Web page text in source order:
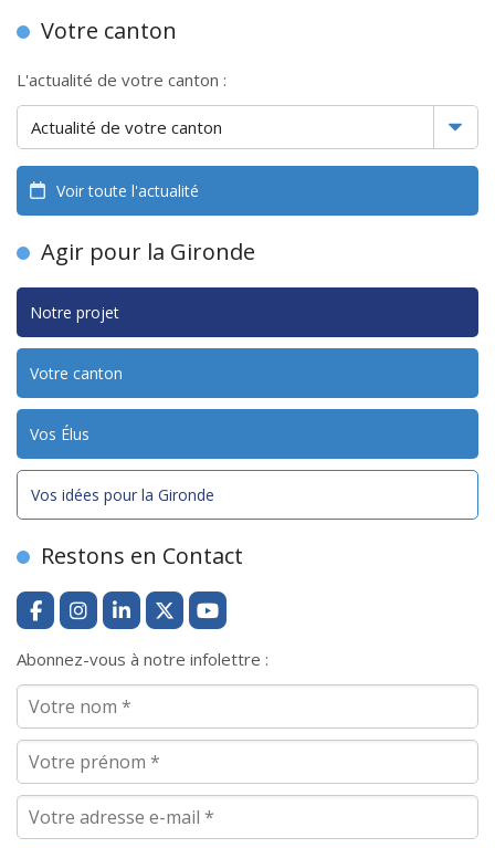
Votre canton
L'actualité de votre canton :
Voir toute l'actualité
Agir pour la Gironde
Notre projet
Votre canton
Vos Élus
Vos idées pour la Gironde
Restons en Contact
Abonnez-vous à notre infolettre :